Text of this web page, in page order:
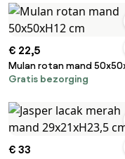
€ 22,5
Mulan rotan mand
cm
Gratis bezorging
€ 33